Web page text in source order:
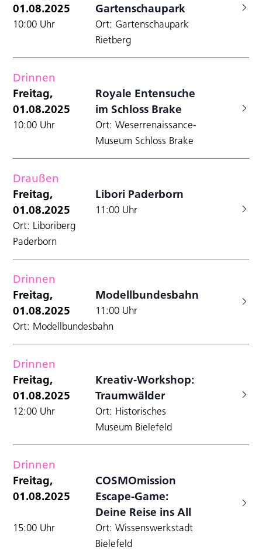
01.08.2025
Gartenschaupark
10:00 Uhr
Ort: Gartenschaupark
Rietberg
Drinnen
Freitag,
01.08.2025
Royale Entensuche
im Schloss Brake
10:00 Uhr
Ort: Weserrenaissance-
Museum Schloss Brake
Draußen
Freitag,
01.08.2025
Libori Paderborn
11:00 Uhr
Ort: Liboriberg
Paderborn
Drinnen
Freitag,
01.08.2025
Modellbundesbahn
11:00 Uhr
Ort: Modellbundesbahn
Drinnen
Freitag,
01.08.2025
Kreativ-Workshop:
Traumwälder
12:00 Uhr
Ort: Historisches
Museum Bielefeld
Drinnen
Freitag,
01.08.2025
COSMOmission
Escape-Game:
Deine Reise ins All
15:00 Uhr
Ort: Wissenswerkstadt
Bielefeld